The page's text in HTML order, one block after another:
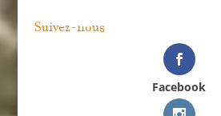
Suivez-nous
Facebook